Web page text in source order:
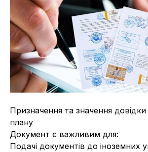
Призначення та значення
плану
Документ є важливим для:
Подачі документів до іноземних